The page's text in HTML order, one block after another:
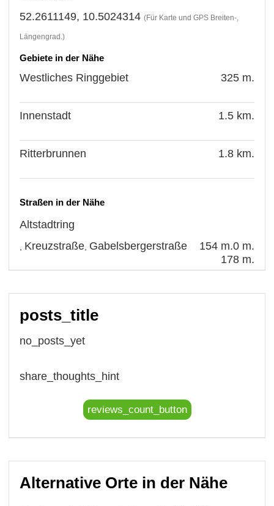
52.2611149, 10.5024314 (Für Karte und GPS Breiten-,
Längengrad.)
Gebiete in der Nähe
Westliches Ringgebiet 325 m.
Innenstadt 1.5 km.
Ritterbrunnen 1.8 km.
Straßen in der Nähe
Altstadtring
0 m.
Kreuzstraße 154 m.
Gabelsbergerstraße
178 m.
posts_title
no_posts_yet
share_thoughts_hint
reviews_count_button
Alternative Orte in der Nähe